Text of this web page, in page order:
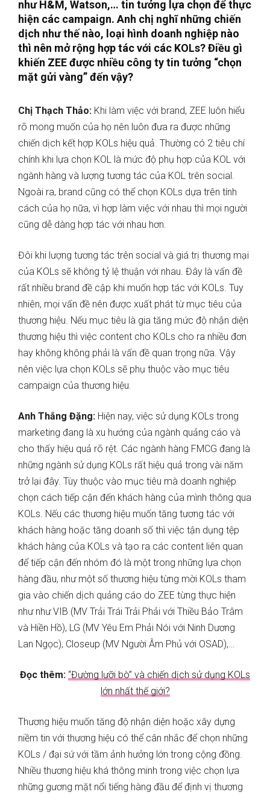
như H&M, Watson,… tin tưởng lựa chọn để thực
hiện các campaign. Anh chị nghĩ những chiến
dịch như thế nào, loại hình doanh nghiệp nào
thì nên mở rộng hợp tác với các KOLs? Điều gì
khiến ZEE được nhiều công ty tin tưởng “chọn
mặt gửi vàng” đến vậy?
Chị Thạch Thảo: Khi làm việc với brand, ZEE luôn hiểu
rõ mong muốn của họ nên luôn đưa ra được những
chiến dịch kết hợp KOLs hiệu quả. Thường có 2 tiêu chí
chính khi lựa chọn KOL là mức độ phụ hợp của KOL với
ngành hàng và lượng tương tác của KOL trên social.
Ngoài ra, brand cũng có thể chọn KOLs dựa trên tính
cách của họ nữa, vì hợp làm việc với nhau thì mọi người
cũng dễ dàng hợp tác với nhau hơn.
Đôi khi lượng tương tác trên social và giá trị thương mại
của KOLs sẽ không tỷ lệ thuận với nhau. Đây là vấn đề
rất nhiều brand đề cập khi muốn hợp tác với KOLs. Tuy
nhiên, mọi vấn đề nên được xuất phát từ mục tiêu của
thương hiệu. Nếu mục tiêu là gia tăng mức độ nhận diện
thương hiệu thì việc content cho KOLs cho ra nhiều đơn
hay không không phải là vấn đề quan trọng nữa. Vậy
nên việc lựa chọn KOLs sẽ phụ thuộc vào mục tiêu
campaign của thương hiệu.
Anh Thắng Đặng: Hiện nay, việc sử dụng KOLs trong
marketing đang là xu hướng của ngành quảng cáo và
cho thấy hiệu quả rõ rệt. Các ngành hàng FMCG đang là
những ngành sử dụng KOLs rất hiệu quả trong vài năm
trở lại đây. Tùy thuộc vào mục tiêu mà doanh nghiệp
chọn cách tiếp cận đến khách hàng của mình thông qua
KOLs. Nếu các thương hiệu muốn tăng tương tác với
khách hàng hoặc tăng doanh số thì việc tận dụng tệp
khách hàng của KOLs và tạo ra các content liên quan
để tiếp cận đến nhóm đó là một trong những lựa chọn
hàng đầu, như một số thương hiệu từng mời KOLs tham
gia vào chiến dịch quảng cáo do ZEE từng thực hiện
như như VIB (MV Trải Trái Trải Phải với Thiều Bảo Trâm
và Hiền Hồ), LG (MV Yêu Em Phải Nói với Ninh Dương
Lan Ngọc), Closeup (MV Người Âm Phủ với OSAD),…
Đọc thêm: “Đường lưỡi bò” và chiến dịch sử dụng KOLs
lớn nhất thế giới?
Thương hiệu muốn tăng độ nhận diện hoặc xây dựng
niềm tin với thương hiệu có thể cân nhắc để chọn những
KOLs / đại sứ với tầm ảnh hưởng lớn trong cộng đồng.
Nhiều thương hiệu khá thông minh trong việc chọn lựa
những gương mặt nổi tiếng hàng đầu để định vị thương